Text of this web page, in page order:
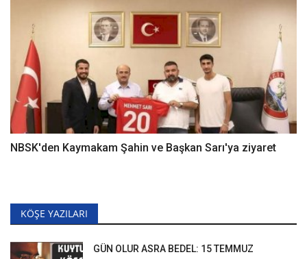
NBSK'den Kaymakam Şahin ve Başkan Sarı'ya ziyaret
KÖŞE YAZILARI
GÜN OLUR ASRA BEDEL: 15 TEMMUZ